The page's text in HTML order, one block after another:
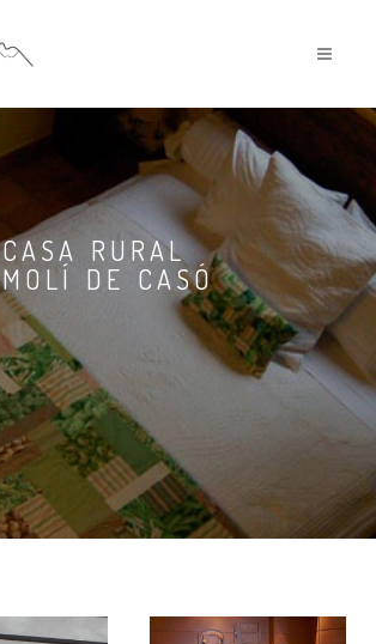
CASA RURAL
MOLÍ DE CASÓ